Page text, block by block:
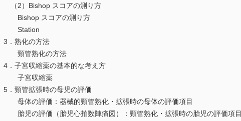
（2）Bishop スコアの測り方
Bishop スコアの測り方
Station
3．熟化の方法
頸管熟化の方法
4．子宮収縮薬の基本的な考え方
子宮収縮薬
5．頸管拡張時の母児の評価
母体の評価：器械的頸管熟化・拡張時の母体の評価項目
胎児の評価（胎児心拍数陣痛図）：頸管熟化・拡張時の胎児の評価項目